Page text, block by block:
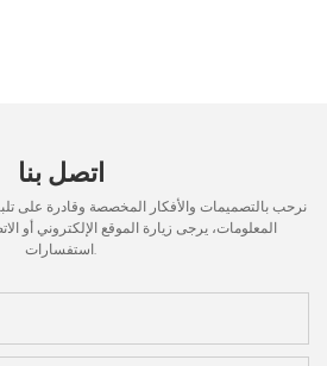
اتصل بنا
نرحب بالتصميمات والأفكار المخصصة وقادرة على
المعلومات، يرجى زيارة الموقع الإلكتروني أو
استفسارات.